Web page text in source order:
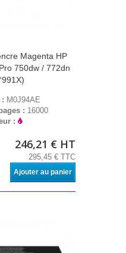
Magenta HP
750dw / 772dn
: M0J94AE
: 16000
:
246,21 € HT
295,45 € TTC
Ajouter au panier